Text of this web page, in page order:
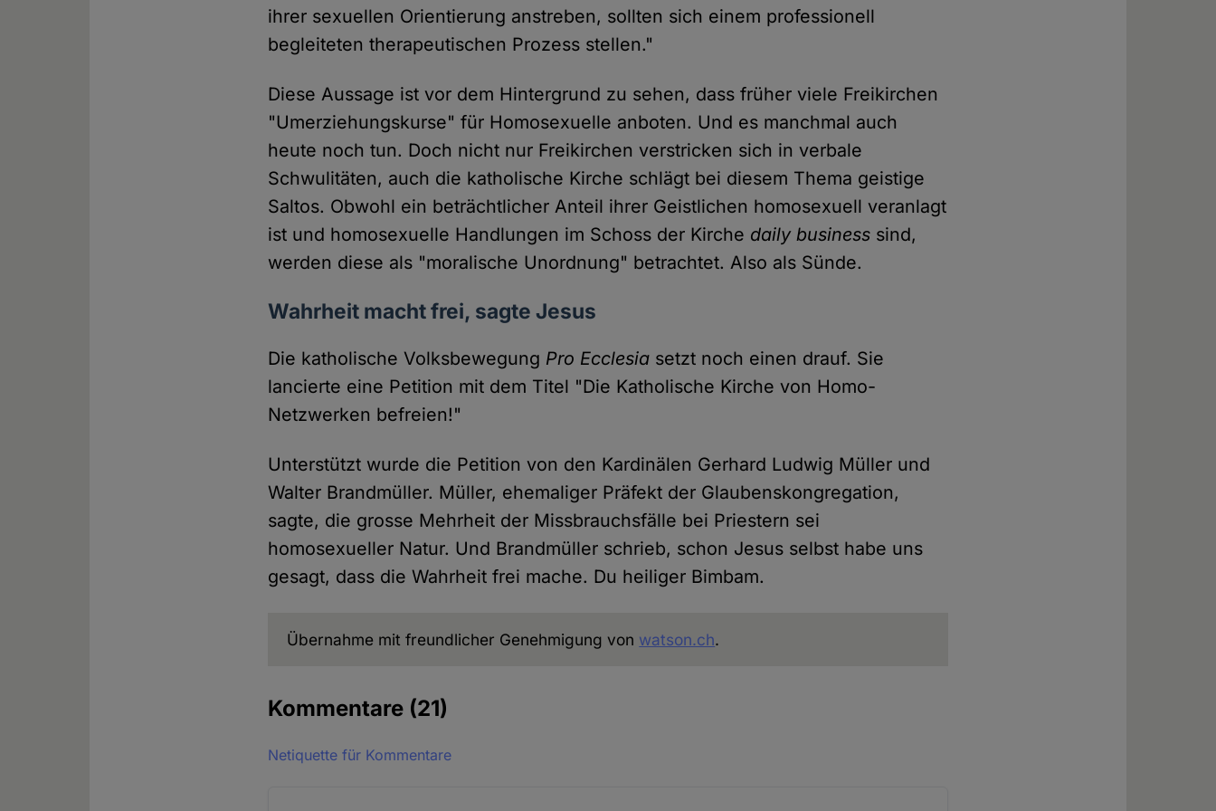
ihrer sexuellen Orientierung anstreben, sollten sich einem professionell
begleiteten therapeutischen Prozess stellen."
Diese Aussage ist vor dem Hintergrund zu sehen, dass früher viele Freikirchen
"Umerziehungskurse" für Homosexuelle anboten. Und es manchmal auch
heute noch tun. Doch nicht nur Freikirchen verstricken sich in verbale
Schwulitäten, auch die katholische Kirche schlägt bei diesem Thema geistige
Saltos. Obwohl ein beträchtlicher Anteil ihrer Geistlichen homosexuell veranlagt
ist und homosexuelle Handlungen im Schoss der Kirche daily business sind,
werden diese als "moralische Unordnung" betrachtet. Also als Sünde.
Wahrheit macht frei, sagte Jesus
Die katholische Volksbewegung Pro Ecclesia setzt noch einen drauf. Sie
lancierte eine Petition mit dem Titel "Die Katholische Kirche von Homo-
Netzwerken befreien!"
Unterstützt wurde die Petition von den Kardinälen Gerhard Ludwig Müller und
Walter Brandmüller. Müller, ehemaliger Präfekt der Glaubenskongregation,
sagte, die grosse Mehrheit der Missbrauchsfälle bei Priestern sei
homosexueller Natur. Und Brandmüller schrieb, schon Jesus selbst habe uns
gesagt, dass die Wahrheit frei mache. Du heiliger Bimbam.
Übernahme mit freundlicher Genehmigung von watson.ch.
Kommentare (21)
Netiquette für Kommentare